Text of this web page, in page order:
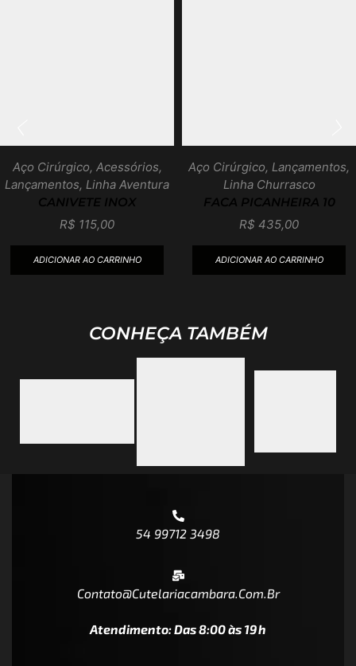
Aço Cirúrgico, Acessórios,
Lançamentos, Linha Aventura
CANIVETE INOX
R$ 115,00
ADICIONAR AO CARRINHO
Aço Cirúrgico, Lançamentos,
Linha Churrasco
FACA PICANHEIRA 10
R$ 435,00
ADICIONAR AO CARRINHO
CONHEÇA TAMBÉM
54 99712 3498
Contato@cutelariacambara.com.br
Atendimento: Das 8:00 às 19h